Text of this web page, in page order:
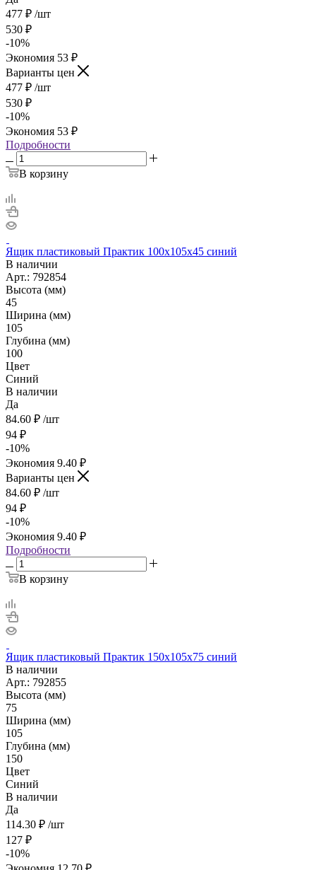
477 ₽ /шт
530 ₽
-10%
Экономия 53 ₽
Варианты цен
477 ₽ /шт
530 ₽
-10%
Экономия 53 ₽
Подробности
В корзину
Ящик пластиковый Практик 100х105х45 синий
В наличии
Арт.: 792854
Высота (мм)
45
Ширина (мм)
105
Глубина (мм)
100
Цвет
Синий
В наличии
Да
84.60 ₽ /шт
94 ₽
-10%
Экономия 9.40 ₽
Варианты цен
84.60 ₽ /шт
94 ₽
-10%
Экономия 9.40 ₽
Подробности
В корзину
Ящик пластиковый Практик 150х105х75 синий
В наличии
Арт.: 792855
Высота (мм)
75
Ширина (мм)
105
Глубина (мм)
150
Цвет
Синий
В наличии
Да
114.30 ₽ /шт
127 ₽
-10%